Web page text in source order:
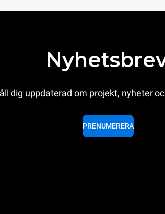
dig uppdaterad om projekt, nyheter
PRENUMERERA